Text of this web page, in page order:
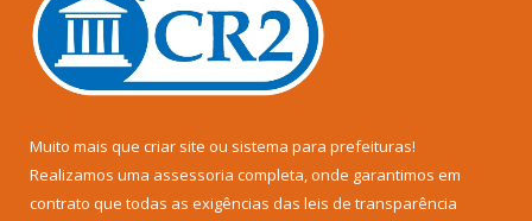
Muito mais que criar site ou sistema para prefeituras!
Realizamos uma assessoria completa, onde garantimos em
contrato que todas as exigências das leis de transparência